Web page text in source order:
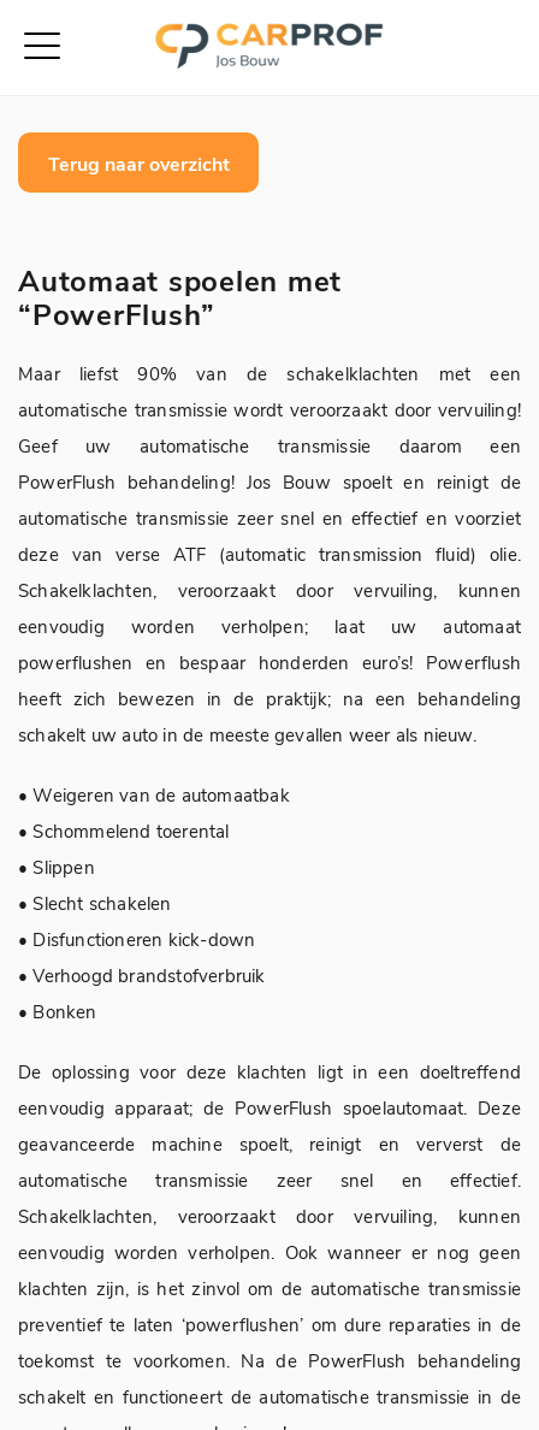
Terug naar overzicht
Automaat spoelen met
“PowerFlush”
Maar liefst 90% van de schakelklachten met een
automatische transmissie wordt veroorzaakt door vervuiling!
Geef uw automatische transmissie daarom een
PowerFlush behandeling! Jos Bouw spoelt en reinigt de
automatische transmissie zeer snel en effectief en voorziet
deze van verse ATF (automatic transmission fluid) olie.
Schakelklachten, veroorzaakt door vervuiling, kunnen
eenvoudig worden verholpen; laat uw automaat
powerflushen en bespaar honderden euro’s! Powerflush
heeft zich bewezen in de praktijk; na een behandeling
schakelt uw auto in de meeste gevallen weer als nieuw.
• Weigeren van de automaatbak
• Schommelend toerental
• Slippen
• Slecht schakelen
• Disfunctioneren kick-down
• Verhoogd brandstofverbruik
• Bonken
De oplossing voor deze klachten ligt in een doeltreffend
eenvoudig apparaat; de PowerFlush spoelautomaat. Deze
geavanceerde machine spoelt, reinigt en ververst de
automatische transmissie zeer snel en effectief.
Schakelklachten, veroorzaakt door vervuiling, kunnen
eenvoudig worden verholpen. Ook wanneer er nog geen
klachten zijn, is het zinvol om de automatische transmissie
preventief te laten ‘powerflushen’ om dure reparaties in de
toekomst te voorkomen. Na de PowerFlush behandeling
schakelt en functioneert de automatische transmissie in de